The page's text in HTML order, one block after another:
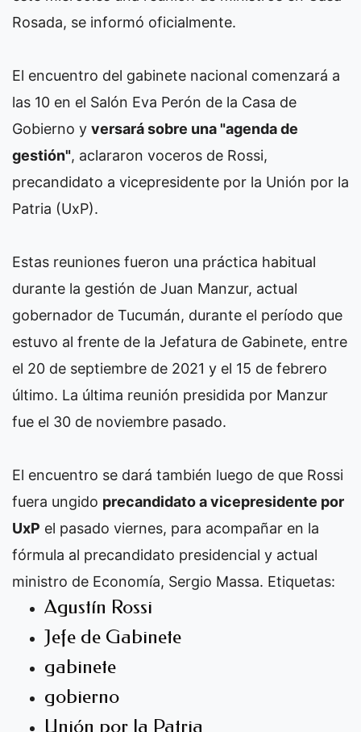
Rosada, se informó oficialmente.
El encuentro del gabinete nacional comenzará a
las 10 en el Salón Eva Perón de la Casa de
Gobierno y versará sobre una "agenda de
gestión", aclararon voceros de Rossi,
precandidato a vicepresidente por la Unión por la
Patria (UxP).
Estas reuniones fueron una práctica habitual
durante la gestión de Juan Manzur, actual
gobernador de Tucumán, durante el período que
estuvo al frente de la Jefatura de Gabinete, entre
el 20 de septiembre de 2021 y el 15 de febrero
último. La última reunión presidida por Manzur
fue el 30 de noviembre pasado.
El encuentro se dará también luego de que Rossi
fuera ungido precandidato a vicepresidente por
UxP el pasado viernes, para acompañar en la
fórmula al precandidato presidencial y actual
ministro de Economía, Sergio Massa. Etiquetas:
Agustín Rossi
Jefe de Gabinete
gabinete
gobierno
Unión por la Patria